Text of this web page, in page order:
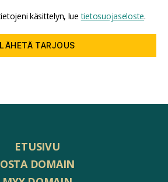
käsittelyn, luetietosuojaseloste.
LÄHETÄ TARJOUS
ETUSIVU
OSTA DOMAIN